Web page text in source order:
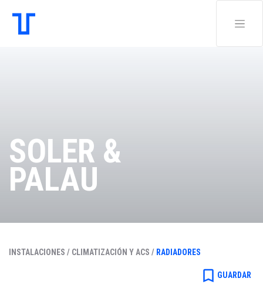
SOLER &
PALAU
INSTALACIONES / CLIMATIZACIÓN Y ACS / RADIADORES
bookmark_border GUARDAR